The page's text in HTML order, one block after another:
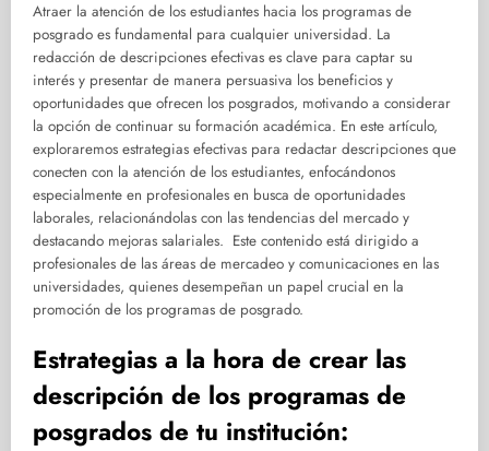
Atraer la atención de los estudiantes hacia los programas de
posgrado es fundamental para cualquier universidad. La
redacción de descripciones efectivas es clave para captar su
interés y presentar de manera persuasiva los beneficios y
oportunidades que ofrecen los posgrados, motivando a considerar
la opción de continuar su formación académica. En este artículo,
exploraremos estrategias efectivas para redactar descripciones que
conecten con la atención de los estudiantes, enfocándonos
especialmente en profesionales en busca de oportunidades
laborales, relacionándolas con las tendencias del mercado y
destacando mejoras salariales. Este contenido está dirigido a
profesionales de las áreas de mercadeo y comunicaciones en las
universidades, quienes desempeñan un papel crucial en la
promoción de los programas de posgrado.
Estrategias a la hora de crear las
descripción de los programas de
posgrados de tu institución: